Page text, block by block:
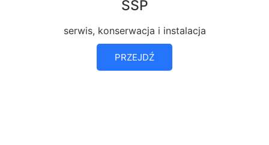
SSP
serwis, konserwacja i instalacja
PRZEJDŹ